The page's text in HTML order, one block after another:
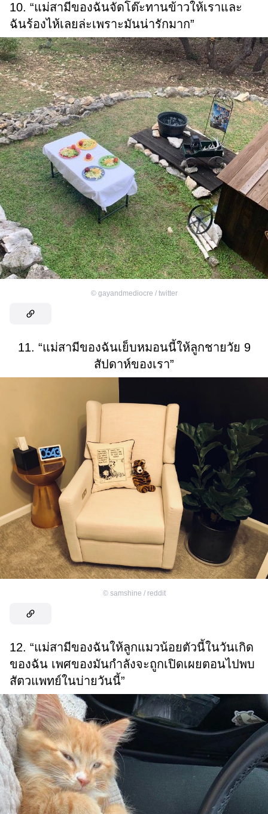
10. “แม่สามีของฉันจัดโต๊ะทานข้าวให้เราและ
ฉันร้องไห้เลยล่ะเพราะมันน่ารักมาก”
© gayandmediocre / twitter
11. “แม่สามีของฉันเย็บหมอนนี้ให้ลูกชายวัย 9
สัปดาห์ของเรา”
© samshine / reddit
12. “แม่สามีของฉันให้ลูกแมวน้อยตัวนี้ในวันเกิด
ของฉัน เพศของมันกำลังจะถูกเปิดเผยตอนไปพบ
สัตวแพทย์ในบ่ายวันนี้”